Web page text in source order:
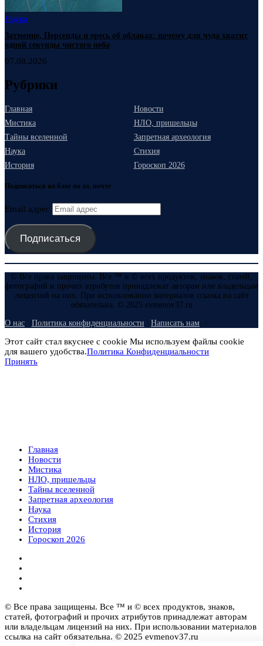
Наука
Затмение, Персеиды и ересь об облаках: почему для чуда хватит
одной секунды чистого неба
07.08.2026
Рубрики
Главная
Новости
Мистика
НЛО, пришельцы
Тайны вселенной
Запретная археология
Наука
Стихия
История
Гороскоп 2026
Подписаться на блог по эл. почте
Email адрес
Подписаться
© Все права защищены. Все ™ и © всех продуктов, знаков, статей,
фотографий и прочих атрибутов принадлежат авторам или владельцам
лицензий на них. При использовании материалов ссылка на сайт
обязательна. © 2025 evmenov37.ru
О нас Политика конфиденциальности Написать нам
Этот сайт стал вкуснее с cookie Мы используем файлы cookie
для вашего удобства.Политика Конфиденциальности
Принять
Главная
Новости
Мистика
НЛО, пришельцы
Тайны вселенной
Запретная археология
Наука
Стихия
История
Гороскоп 2026
© Все права защищены. Все ™ и © всех продуктов, знаков,
статей, фотографий и прочих атрибутов принадлежат авторам
или владельцам лицензий на них. При использовании материалов
ссылка на сайт обязательна. © 2025 evmenov37.ru